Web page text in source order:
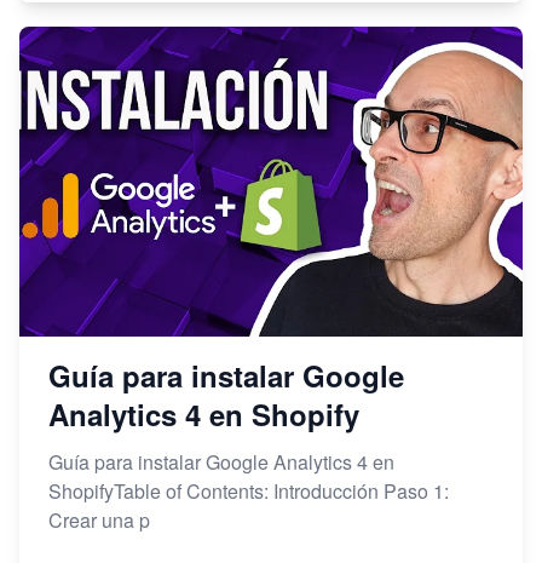
Guía para instalar Google
Analytics 4 en Shopify
Guía para instalar Google Analytics 4 en
ShopifyTable of Contents: Introducción Paso 1:
Crear una p